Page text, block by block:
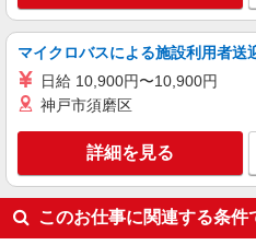
通費全支給(ガソ
いわき市 ≪
キープ
マイクロバスによる施設利用者送
日給 10,900円〜10,900円
神戸市須磨区
詳細を見る
このお仕事に関連する条件